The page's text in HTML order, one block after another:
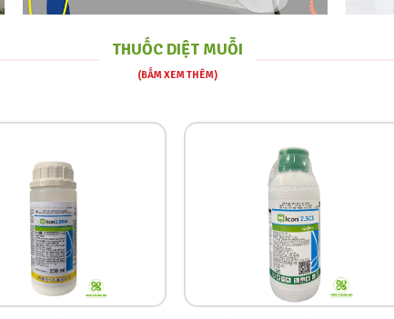
THUỐC DIỆT MUỖI
(BẤM XEM THÊM)